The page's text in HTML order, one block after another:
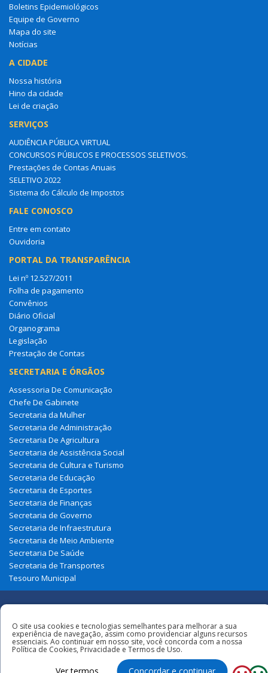
Boletins Epidemiológicos
Equipe de Governo
Mapa do site
Notícias
A CIDADE
Nossa história
Hino da cidade
Lei de criação
SERVIÇOS
AUDIÊNCIA PÚBLICA VIRTUAL
CONCURSOS PÚBLICOS E PROCESSOS SELETIVOS.
Prestações de Contas Anuais
SELETIVO 2022
Sistema do Cálculo de Impostos
FALE CONOSCO
Entre em contato
Ouvidoria
PORTAL DA TRANSPARÊNCIA
Lei nº 12.527/2011
Folha de pagamento
Convênios
Diário Oficial
Organograma
Legislação
Prestação de Contas
SECRETARIA E ÓRGÃOS
Assessoria De Comunicação
Chefe De Gabinete
Secretaria da Mulher
Secretaria de Administração
Secretaria De Agricultura
Secretaria de Assistência Social
Secretaria de Cultura e Turismo
Secretaria de Educação
Secretaria de Esportes
Secretaria de Finanças
Secretaria de Governo
Secretaria de Infraestrutura
Secretaria de Meio Ambiente
Secretaria De Saúde
Secretaria de Transportes
Tesouro Municipal
Redes
Sociais
Todos os direitos reservados à Prefeitura
Municipal de Belágua
O site usa cookies e tecnologias semelhantes para melhorar a sua
experiência de navegação, assim como providenciar alguns recursos
essenciais. Ao continuar em nosso site, você concorda com a nossa
Política de Cookies, Privacidade e Termos de Uso.